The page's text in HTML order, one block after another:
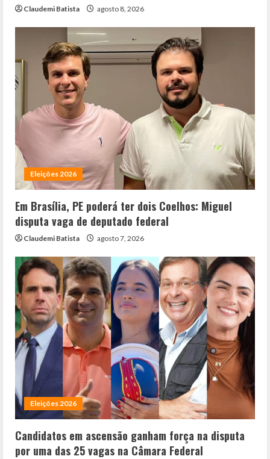
Claudemi Batista agosto 8, 2026
Eleições 2026
Em Brasília, PE poderá ter dois Coelhos: Miguel
disputa vaga de deputado federal
Claudemi Batista agosto 7, 2026
Eleições 2026
Candidatos em ascensão ganham força na disputa
por uma das 25 vagas na Câmara Federal